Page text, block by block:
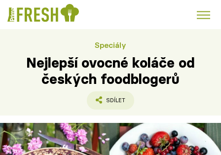
Polévky k večeři
Česká kuchyně Čokoláda
Témata
Speciály
Nejlepší ovocné koláče od
českých foodblogerů
SDÍLET